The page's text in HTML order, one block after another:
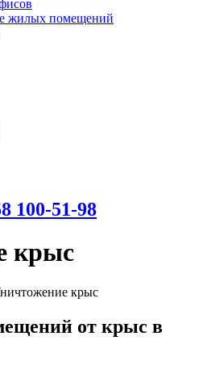
жилых помещений
100-51-98
крыс
крыс
от крыс в